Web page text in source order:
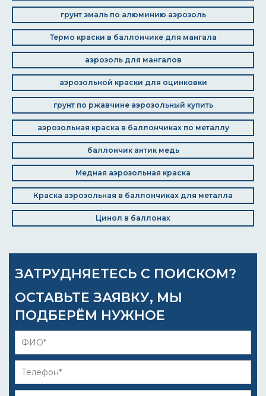
грунт эмаль по алюминию аэрозоль
Термо краски в баллончике для мангала
аэрозоль для мангалов
аэрозольной краски для оцинковки
грунт по ржавчине аэрозольный купить
аэрозольная краска в баллончиках по металлу
баллончик антик медь
Медная аэрозольная краска
Краска аэрозольная в баллончиках для металла
Цинол в баллонах
ЗАТРУДНЯЕТЕСЬ С ПОИСКОМ?
ОСТАВЬТЕ ЗАЯВКУ, МЫ
ПОДБЕРЁМ НУЖНОЕ